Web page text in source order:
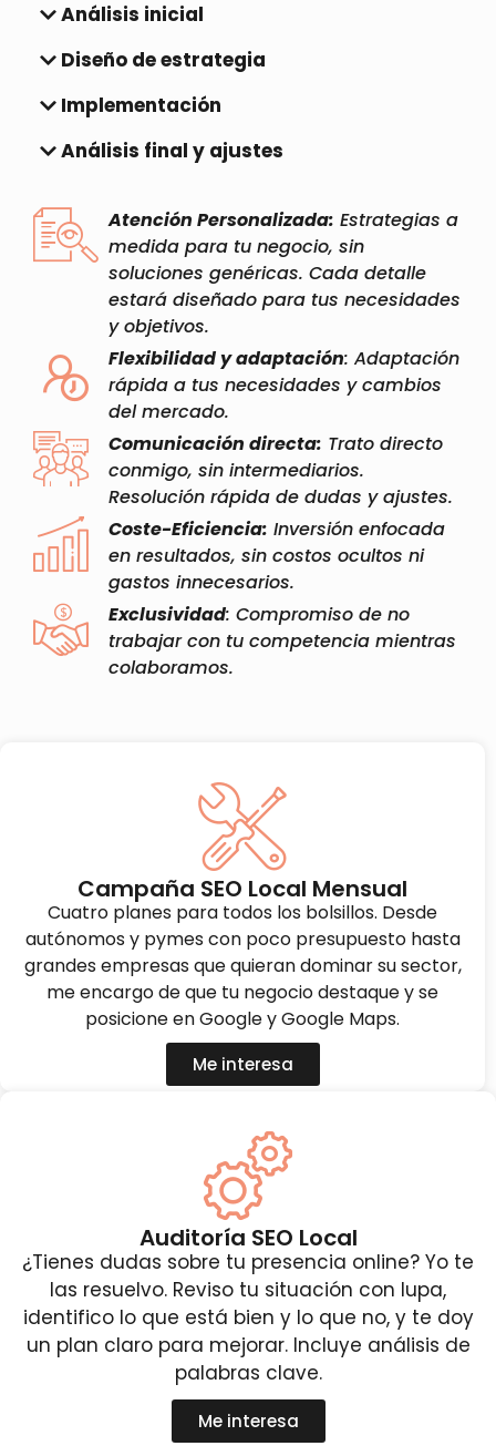
Análisis inicial
Diseño de estrategia
Implementación
Análisis final y ajustes
Atención Personalizada: Estrategias a
medida para tu negocio, sin
soluciones genéricas. Cada detalle
estará diseñado para tus necesidades
y objetivos.
Flexibilidad y adaptación: Adaptación
rápida a tus necesidades y cambios
del mercado.
Comunicación directa: Trato directo
conmigo, sin intermediarios.
Resolución rápida de dudas y ajustes.
Coste-Eficiencia: Inversión enfocada
en resultados, sin costos ocultos ni
gastos innecesarios.
Exclusividad: Compromiso de no
trabajar con tu competencia mientras
colaboramos.
Campaña SEO Local Mensual
Cuatro planes para todos los bolsillos. Desde
autónomos y pymes con poco presupuesto hasta
grandes empresas que quieran dominar su sector,
me encargo de que tu negocio destaque y se
posicione en Google y Google Maps.
Me interesa
Auditoría SEO Local
¿Tienes dudas sobre tu presencia online? Yo te
las resuelvo. Reviso tu situación con lupa,
identifico lo que está bien y lo que no, y te doy
un plan claro para mejorar. Incluye análisis de
palabras clave.
Me interesa